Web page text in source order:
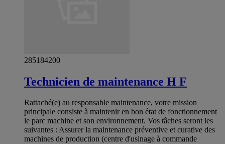
285184200
Technicien de maintenance H F
Rattaché(e) au responsable maintenance, votre mission
principale consiste à maintenir en bon état de fonctionnement
le parc machine et son environnement. Vos tâches seront les
suivantes : Assurer la maintenance préventive et curative des
machines de production (centre d'usinage à commande